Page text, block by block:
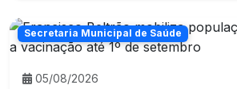
Secretaria Municipal de Saúde
05/08/2026